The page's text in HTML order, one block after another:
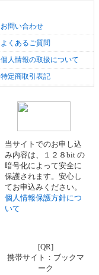
お問い合わせ
よくあるご質問
個人情報の取扱について
特定商取引表記
当サイトでのお申し込
み内容は、１２８bit の
暗号化によって安全に
保護されます。安心し
てお申込みください。
個人情報保護方針につ
いて
[QR]
携帯サイト：ブックマ
ーク